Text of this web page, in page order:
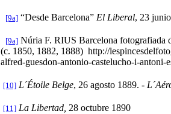
[9a] “Desde Barcelona” El Liberal, 23
[9a] Núria F. RIUS Barcelona fotografiada
(c. 1850, 1882, 1888) http://
alfred-guesdon-antonio-castelucho-i-antoni-
[10] L´Étoile Belge, 26 agosto 1889. -
[11] La Libertad, 28 octubre 1890